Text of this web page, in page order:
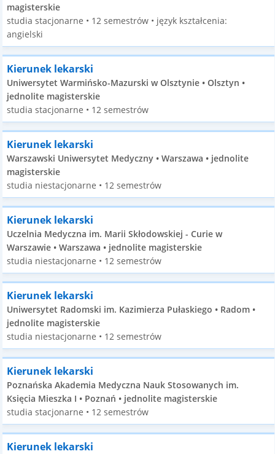
magisterskie
studia stacjonarne • 12 semestrów • język kształcenia:
angielski
Kierunek lekarski
Uniwersytet Warmińsko-Mazurski w Olsztynie • Olsztyn •
jednolite magisterskie
studia stacjonarne • 12 semestrów
Kierunek lekarski
Warszawski Uniwersytet Medyczny • Warszawa • jednolite
magisterskie
studia niestacjonarne • 12 semestrów
Kierunek lekarski
Uczelnia Medyczna im. Marii Skłodowskiej - Curie w
Warszawie • Warszawa • jednolite magisterskie
studia niestacjonarne • 12 semestrów
Kierunek lekarski
Uniwersytet Radomski im. Kazimierza Pułaskiego • Radom •
jednolite magisterskie
studia niestacjonarne • 12 semestrów
Kierunek lekarski
Poznańska Akademia Medyczna Nauk Stosowanych im.
Księcia Mieszka I • Poznań • jednolite magisterskie
studia stacjonarne • 12 semestrów
Kierunek lekarski